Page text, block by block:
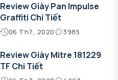
Review Giày Pan Impulse
Graffiti Chi Tiết
06 Th7, 2020 3985
Review Giày Mitre 181229
TF Chi Tiết